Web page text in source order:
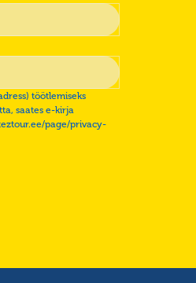
töötlemiseks
saates e-kirja
page/privacy-